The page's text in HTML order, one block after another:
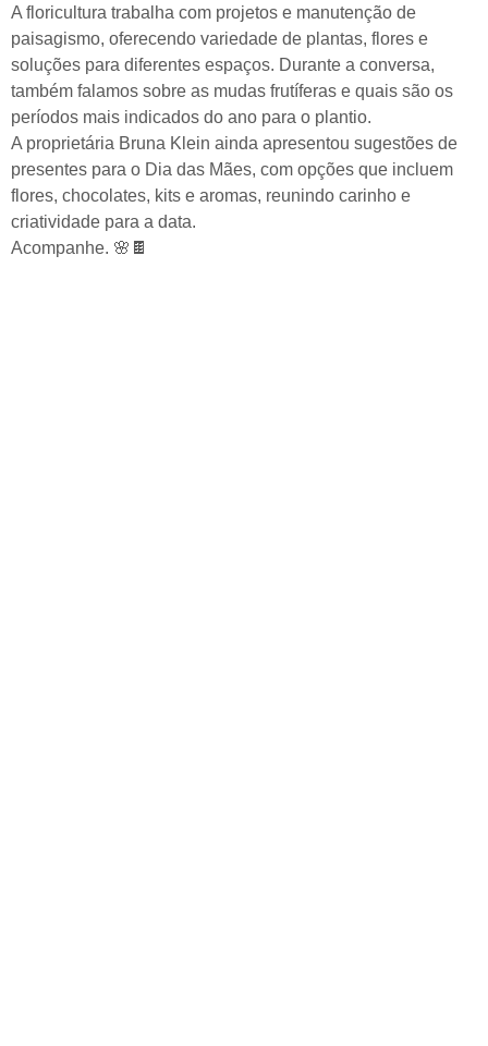
A floricultura trabalha com projetos e manutenção de
paisagismo, oferecendo variedade de plantas, flores e
soluções para diferentes espaços. Durante a conversa,
também falamos sobre as mudas frutíferas e quais são os
períodos mais indicados do ano para o plantio.
A proprietária Bruna Klein ainda apresentou sugestões de
presentes para o Dia das Mães, com opções que incluem
flores, chocolates, kits e aromas, reunindo carinho e
criatividade para a data.
Acompanhe. 🌸🍫